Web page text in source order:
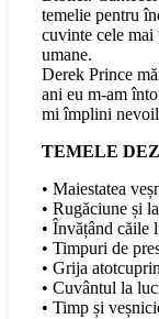
temelie pentru
cuvinte cele
umane.
Derek Prince
ani eu m-am
mi împlini
TEMELE
• Maiestatea
• Rugăciune și
• Învățând căile
• Timpuri de
• Grija
• Cuvântul la
• Timp și